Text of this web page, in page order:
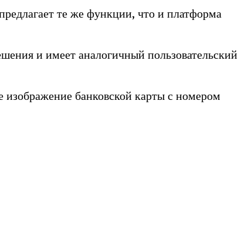
те же функции, что и платформа
и имеет аналогичный пользовательский
изображение банковской карты с номером